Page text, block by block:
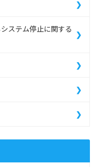
ステム停止に関する